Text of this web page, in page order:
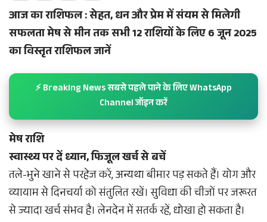
आज का राशिफल : सेहत, धन और प्रेम में संयम से मिलेगी
सफलतामेष से मीन तक सभी 12 राशियों के लिए 6 जून 2025
का विस्तृत राशिफल जानें
⚡ Breaking News सबसे पहले पाने के लिए WhatsApp
Channel जॉइन करें
मेष राशि
स्वास्थ्य पर दें ध्यान, फिजूल खर्च से बचें
तले-भुने खाने से परहेज करें, अन्यथा बीमार पड़ सकते हैं। योग और
व्यायाम से दिनचर्या को संतुलित रखें। सुविधा की चीजों पर जरूरत
से ज्यादा खर्च संभव है। लेनदेन में सतर्क रहें, धोखा हो सकता है।